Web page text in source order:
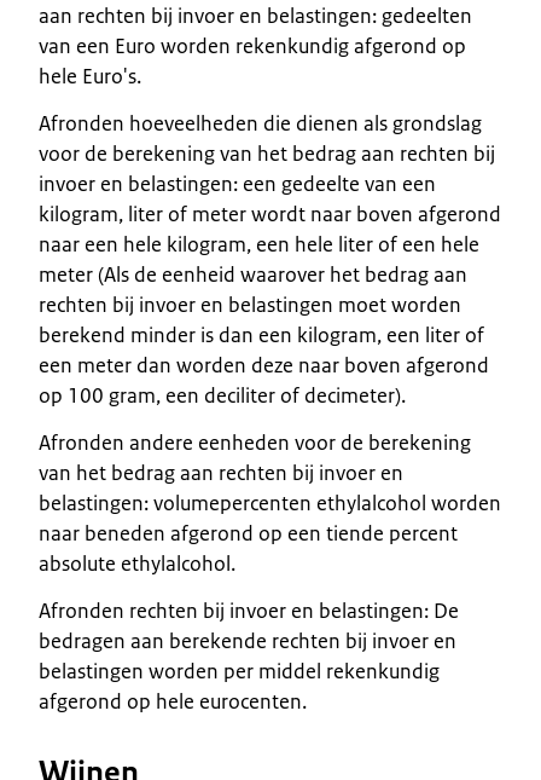
aan rechten bij invoer en belastingen: gedeelten
van een Euro worden rekenkundig afgerond op
hele Euro's.
Afronden hoeveelheden die dienen als grondslag
voor de berekening van het bedrag aan rechten bij
invoer en belastingen: een gedeelte van een
kilogram, liter of meter wordt naar boven afgerond
naar een hele kilogram, een hele liter of een hele
meter (Als de eenheid waarover het bedrag aan
rechten bij invoer en belastingen moet worden
berekend minder is dan een kilogram, een liter of
een meter dan worden deze naar boven afgerond
op 100 gram, een deciliter of decimeter).
Afronden andere eenheden voor de berekening
van het bedrag aan rechten bij invoer en
belastingen: volumepercenten ethylalcohol worden
naar beneden afgerond op een tiende percent
absolute ethylalcohol.
Afronden rechten bij invoer en belastingen: De
bedragen aan berekende rechten bij invoer en
belastingen worden per middel rekenkundig
afgerond op hele eurocenten.